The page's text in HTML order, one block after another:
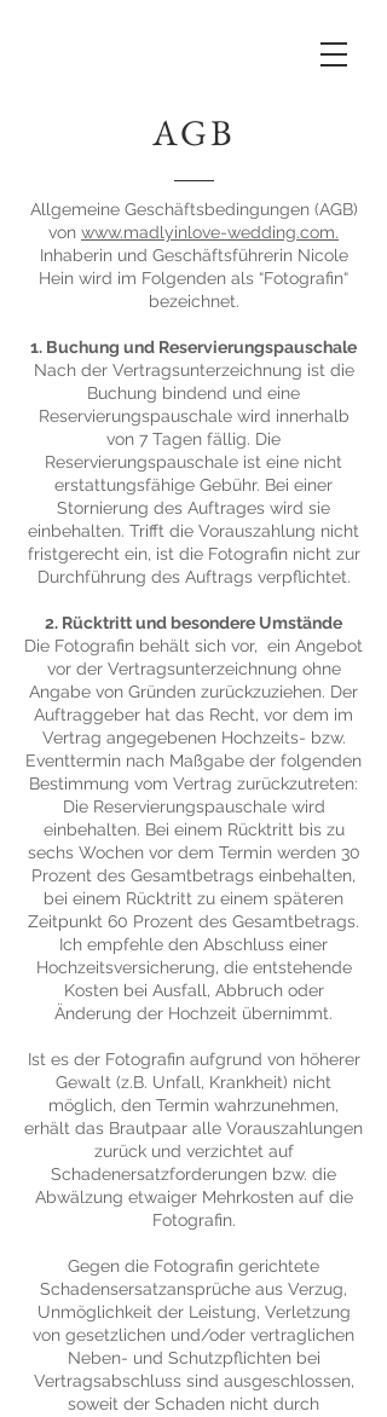
AGB
Allgemeine Geschäftsbedingungen (AGB)
von www.madlyinlove-wedding.com.
Inhaberin und Geschäftsführerin Nicole
Hein wird im Folgenden als “Fotografin“
bezeichnet.
1. Buchung und Reservierungspauschale
Nach der Vertragsunterzeichnung ist die
Buchung bindend und eine
Reservierungspauschale wird innerhalb
von 7 Tagen fällig. Die
Reservierungspauschale ist eine nicht
erstattungsfähige Gebühr. Bei einer
Stornierung des Auftrages wird sie
einbehalten. Trifft die Vorauszahlung nicht
fristgerecht ein, ist die Fotografin nicht zur
Durchführung des Auftrags verpflichtet.
2. Rücktritt und besondere Umstände
Die Fotografin behält sich vor, ein Angebot
vor der Vertragsunterzeichnung ohne
Angabe von Gründen zurückzuziehen. Der
Auftraggeber hat das Recht, vor dem im
Vertrag angegebenen Hochzeits- bzw.
Eventtermin nach Maßgabe der folgenden
Bestimmung vom Vertrag zurückzutreten:
Die Reservierungspauschale wird
einbehalten. Bei einem Rücktritt bis zu
sechs Wochen vor dem Termin werden 30
Prozent des Gesamtbetrags einbehalten,
bei einem Rücktritt zu einem späteren
Zeitpunkt 60 Prozent des Gesamtbetrags.
Ich empfehle den Abschluss einer
Hochzeitsversicherung, die entstehende
Kosten bei Ausfall, Abbruch oder
Änderung der Hochzeit übernimmt.
Ist es der Fotografin aufgrund von höherer
Gewalt (z.B. Unfall, Krankheit) nicht
möglich, den Termin wahrzunehmen,
erhält das Brautpaar alle Vorauszahlungen
zurück und verzichtet auf
Schadenersatzforderungen bzw. die
Abwälzung etwaiger Mehrkosten auf die
Fotografin.
Gegen die Fotografin gerichtete
Schadensersatzansprüche aus Verzug,
Unmöglichkeit der Leistung, Verletzung
von gesetzlichen und/oder vertraglichen
Neben- und Schutzpflichten bei
Vertragsabschluss sind ausgeschlossen,
soweit der Schaden nicht durch